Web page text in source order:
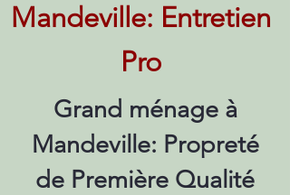
Mandeville: Entretien
Pro
Grand ménage à
Mandeville: Propreté
de Première Qualité